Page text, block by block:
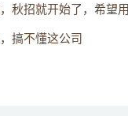
秋招就开始了，希望
搞不懂这公司